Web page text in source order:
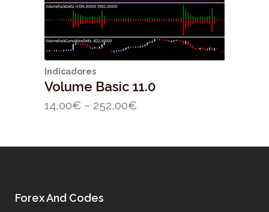
Indicadores
Volume Basic 11.0
14,00€ – 252,00€
Forex And Codes